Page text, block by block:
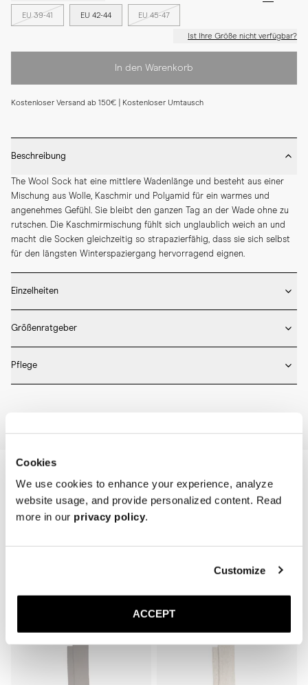
Cookies
We use cookies to enhance your experience, analyze
website usage, and provide personalized content. Read
more in our privacy policy.
Customize
ACCEPT
EU 39-41 EU 42-44 EU 45-47
Ist Ihre Größe nicht verfügbar?
In den Warenkorb
Kostenloser Versand ab 150€ | Kostenloser Umtausch
Beschreibung
The Wool Sock hat eine mittlere Wadenlänge und besteht aus einer
Mischung aus Wolle, Kaschmir und Polyamid für ein warmes und
angenehmes Gefühl. Sie bleibt den ganzen Tag an der Wade ohne zu
rutschen. Die Kaschmirmischung fühlt sich unglaublich weich an und
macht die Socken gleichzeitig so strapazierfähig, dass sie sich selbst
für den längsten Winterspaziergang hervorragend eignen.
Einzelheiten
* Mittlere Länge
* Geripptes Design
* Nahtlose Verarbeitung
Größenratgeber
anderen Schuhen tragen.
Pflege
Related Products
Sold out